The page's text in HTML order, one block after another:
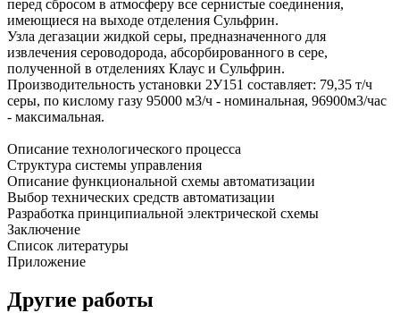
перед сбросом в атмосферу все сернистые соединения,
имеющиеся на выходе отделения Сульфрин.
Узла дегазации жидкой серы, предназначенного для
извлечения сероводорода, абсорбированного в сере,
полученной в отделениях Клаус и Сульфрин.
Производительность установки 2У151 составляет: 79,35 т/ч
серы, по кислому газу 95000 м3/ч - номинальная, 96900м3/час
- максимальная.
Описание технологического процесса
Структура системы управления
Описание функциональной схемы автоматизации
Выбор технических средств автоматизации
Разработка принципиальной электрической схемы
Заключение
Список литературы
Приложение
Другие работы